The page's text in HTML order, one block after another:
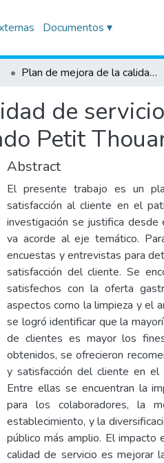
Documentos ▾
Plan de mejora de la calidad de servicio y satisfacción al cliente en el patio de comidas “Mercado Petit Thouars
de
Petit
Abstract
El presente trabajo es un
satisfacción al cliente en el
investigación se justifica
va acorde al eje temático.
encuestas y entrevistas para
satisfacción del cliente. Se
satisfechos con la oferta
aspectos como la limpieza y el
se logró identificar que la
de clientes es mayor los
obtenidos, se ofrecieron
y satisfacción del cliente en
Entre ellas se encuentran la
para los colaboradores, la
establecimiento, y la
público más amplio. El impacto
calidad de servicio es mejorar